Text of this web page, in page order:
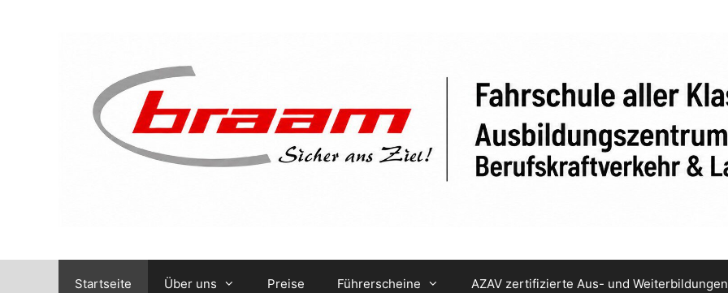
Startseite Über uns Preise Führerscheine AZAV zertifizierte Aus- und Weiterbildungen